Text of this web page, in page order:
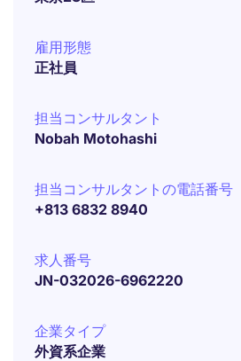
雇用形態
正社員
担当コンサルタント
Nobah Motohashi
担当コンサルタントの電話番号
+813 6832 8940
求人番号
JN-032026-6962220
企業タイプ
外資系企業